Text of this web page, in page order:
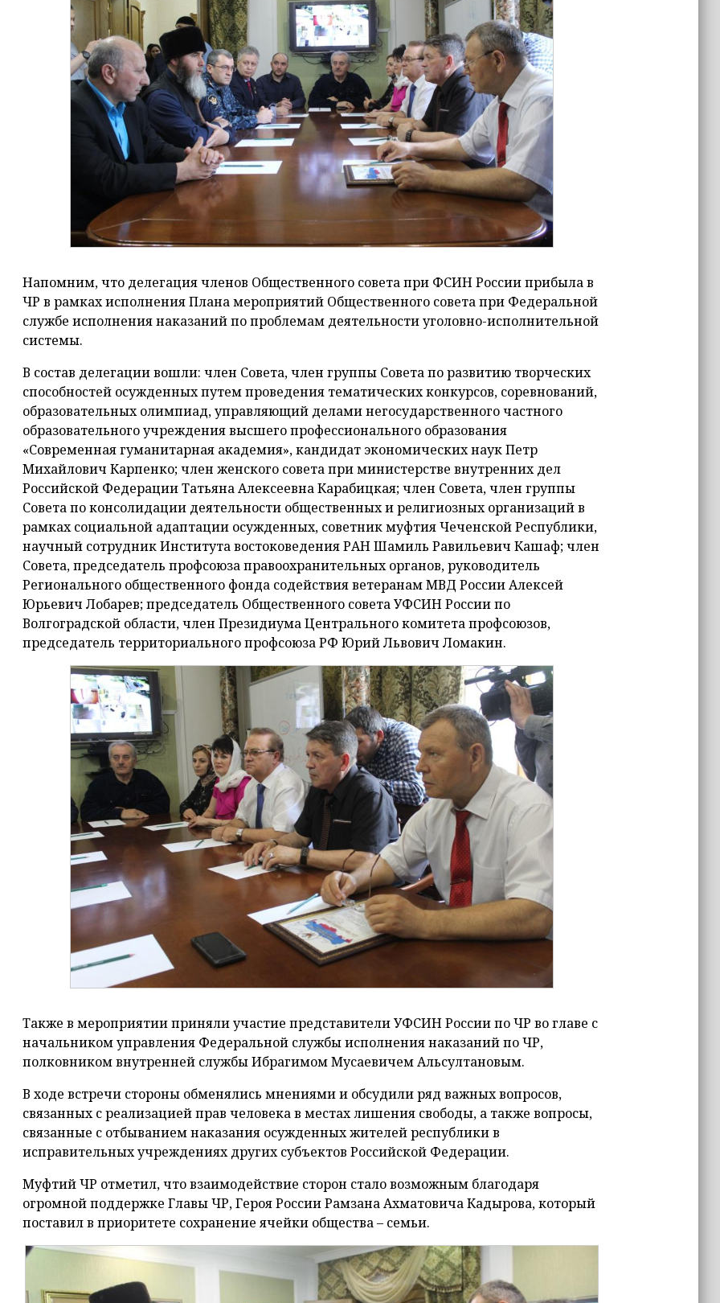
Напомним, что делегация членов Общественного совета при ФСИН России прибыла в
ЧР в рамках исполнения Плана мероприятий Общественного совета при Федеральной
службе исполнения наказаний по проблемам деятельности уголовно-исполнительной
системы.
В состав делегации вошли: член Совета, член группы Совета по развитию творческих
способностей осужденных путем проведения тематических конкурсов, соревнований,
образовательных олимпиад, управляющий делами негосударственного частного
образовательного учреждения высшего профессионального образования
«Современная гуманитарная академия», кандидат экономических наук Петр
Михайлович Карпенко; член женского совета при министерстве внутренних дел
Российской Федерации Татьяна Алексеевна Карабицкая; член Совета, член группы
Совета по консолидации деятельности общественных и религиозных организаций в
рамках социальной адаптации осужденных, советник муфтия Чеченской Республики,
научный сотрудник Института востоковедения РАН Шамиль Равильевич Кашаф; член
Совета, председатель профсоюза правоохранительных органов, руководитель
Регионального общественного фонда содействия ветеранам МВД России Алексей
Юрьевич Лобарев; председатель Общественного совета УФСИН России по
Волгоградской области, член Президиума Центрального комитета профсоюзов,
председатель территориального профсоюза РФ Юрий Львович Ломакин.
Также в мероприятии приняли участие представители УФСИН России по ЧР во главе с
начальником управления Федеральной службы исполнения наказаний по ЧР,
полковником внутренней службы Ибрагимом Мусаевичем Альсултановым.
В ходе встречи стороны обменялись мнениями и обсудили ряд важных вопросов,
связанных с реализацией прав человека в местах лишения свободы, а также вопросы,
связанные с отбыванием наказания осужденных жителей республики в
исправительных учреждениях других субъектов Российской Федерации.
Муфтий ЧР отметил, что взаимодействие сторон стало возможным благодаря
огромной поддержке Главы ЧР, Героя России Рамзана Ахматовича Кадырова, который
поставил в приоритете сохранение ячейки общества – семьи.